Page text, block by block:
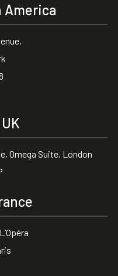
America
Omega Suite, London